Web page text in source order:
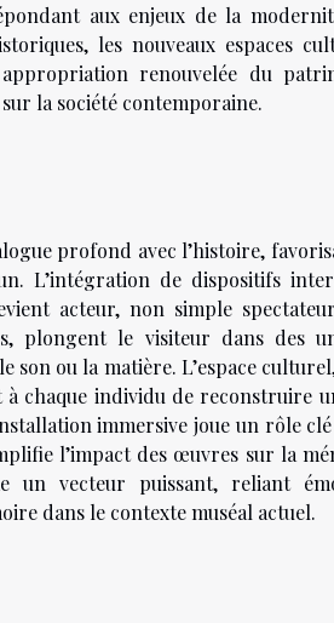
aux enjeux de la
les nouveaux espaces
renouvelée du
la société contemporaine.
profond avec l’histoire,
L’intégration de dispositifs
acteur, non simple
plongent le visiteur dans des
ou la matière. L’espace
chaque individu de reconstruire
immersive joue un rôle
l’impact des œuvres sur la
un vecteur puissant, reliant
dans le contexte muséal actuel.